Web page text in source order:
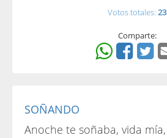
Votos totales: 23
Comparte:
SOÑANDO
Anoche te soñaba, vida mía,